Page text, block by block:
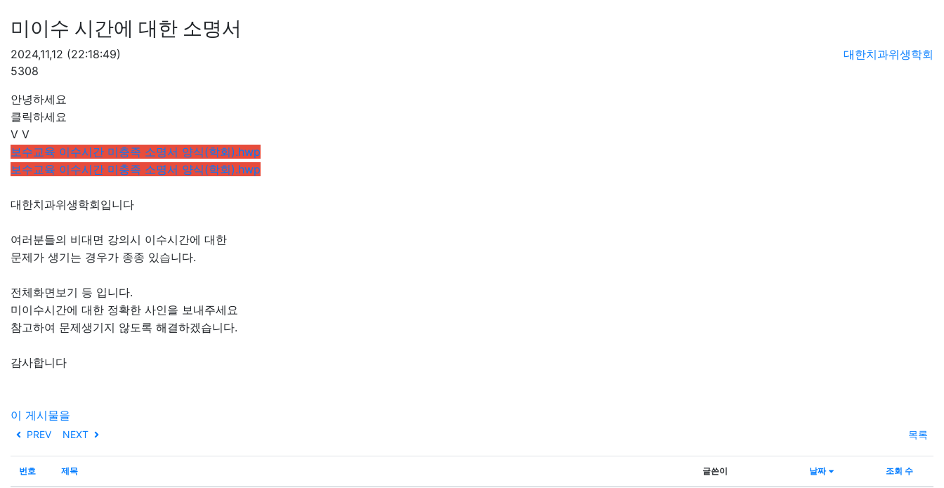
미이수 시간에 대한 소명서
대한치과위생학회
2024,11,12 (22:18:49)
5308
안녕하세요
클릭하세요
V V
보수교육 이수시간 미충족 소명서 양식(학회).hwp
보수교육 이수시간 미충족 소명서 양식(학회).hwp
대한치과위생학회입니다
여러분들의 비대면 강의시 이수시간에 대한
문제가 생기는 경우가 종종 있습니다.
전체화면보기 등 입니다.
미이수시간에 대한 정확한 사인을 보내주세요
참고하여 문제생기지 않도록 해결하겠습니다.
감사합니다
이 게시물을
PREV NEXT 목록
번호 제목 글쓴이 날짜 조회 수